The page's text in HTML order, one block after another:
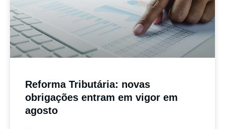
Reforma Tributária: novas
obrigações entram em vigor em
agosto